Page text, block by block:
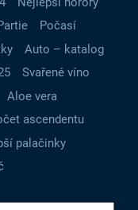
Počasí
Auto – katalog
Svařené víno
Aloe vera
ascendentu
palačinky